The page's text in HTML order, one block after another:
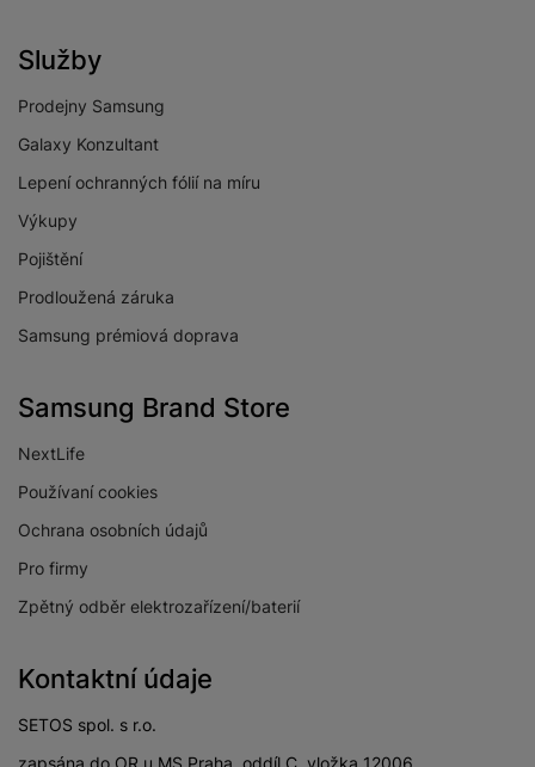
Služby
Prodejny Samsung
Galaxy Konzultant
Lepení ochranných fólií na míru
Výkupy
Pojištění
Prodloužená záruka
Samsung prémiová doprava
Samsung Brand Store
NextLife
Používaní cookies
Ochrana osobních údajů
Pro firmy
Zpětný odběr elektrozařízení/baterií
Kontaktní údaje
SETOS spol. s r.o.
zapsána do OR u MS Praha, oddíl C, vložka 12006